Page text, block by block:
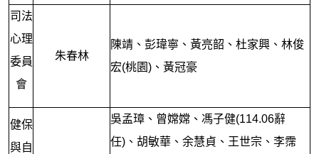
司法
心理
委員
會
朱春林
陳靖、彭瑋寧、黃亮韶、杜家興、林俊
宏(桃園)、黃冠豪
健保
與自
吳孟璋、曾嫦嫦、馮子健(114.06辭
任)、胡敏華、余慧貞、王世宗、李霈